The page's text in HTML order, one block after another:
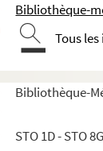
Bibliothèque-
Tous
Bibliothèque-
STO 1D - STO